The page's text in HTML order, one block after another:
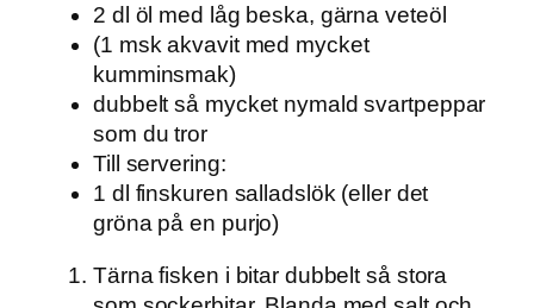
2 dl öl med låg beska, gärna veteöl
(1 msk akvavit med mycket
kumminsmak)
dubbelt så mycket nymald svartpeppar
som du tror
Till servering:
1 dl finskuren salladslök (eller det
gröna på en purjo)
Tärna fisken i bitar dubbelt så stora